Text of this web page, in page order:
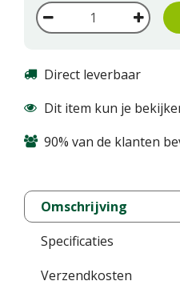
Direct leverbaar
Dit item kun je
90% van de klanten
Omschrijving
Specificaties
Verzendkosten